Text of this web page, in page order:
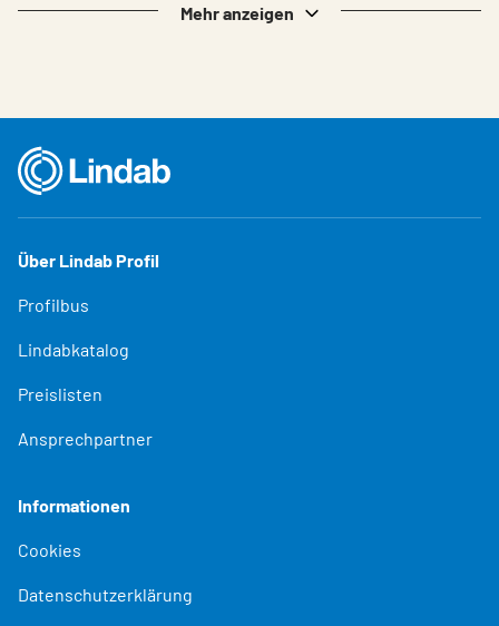
Mehr anzeigen
Über Lindab Profil
Profilbus
Lindabkatalog
Preislisten
Ansprechpartner
Informationen
Cookies
Datenschutzerklärung